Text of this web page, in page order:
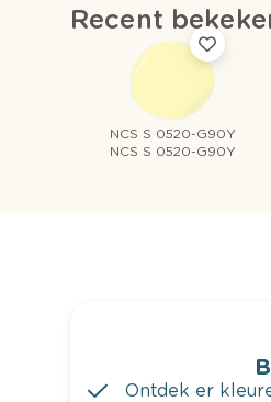
Recent
NCS S 0520-G90Y
NCS S 0520-G90Y
Ontdek er